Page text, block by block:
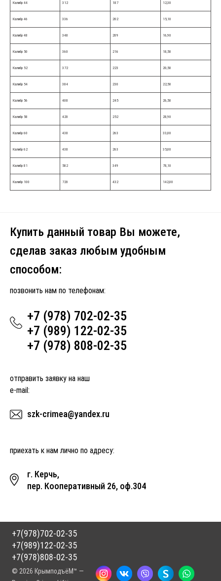
Калибр 44 312 187 12,30
Калибр 46 336 202 15,10
Калибр 48 348 209 16,90
Калибр 50 360 216 18,50
Калибр 52 372 223 20,50
Калибр 54 384 230 22,50
Калибр 56 408 245 26,50
Калибр 58 420 252 28,90
Калибр 60 438 263 33,00
Калибр 62 438 263 35,00
Калибр 81 582 349 78,10
Калибр 100 720 432 142,00
Купить данный товар Вы можете,
сделав заказ любым удобным
способом:
позвонить нам по телефонам:
+7 (978) 702-02-35
+7 (989) 122-02-35
+7 (978) 808-02-35
отправить заявку на наш
e-mail:
szk-crimea@yandex.ru
приехать к нам лично по адресу:
г. Керчь,
пер. Кооперативный 26, оф.304
+7(978)702-02-35
+7(989)122-02-35
+7(978)808-02-35
© 2026 КрымподъёМ™ —